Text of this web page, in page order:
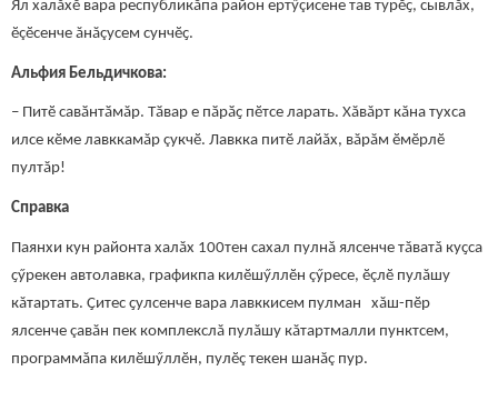
Ял халăхӗ вара республикӑпа район ертӳçисене тав турӗҫ, сывлӑх,
ӗçӗсенче ăнăçусем сунчӗҫ.
Альфия Бельдичкова:
– Питӗ савӑнтӑмăр. Тӑвар е пӑрӑҫ пӗтсе ларать. Хăвăрт кăна тухса
илсе кӗме лавккамăр çукчӗ. Лавкка питӗ лайăх, вăрăм ӗмӗрлӗ
пултăр!
Справка
Паянхи кун районта халăх 100тен сахал пулнă ялсенче тăватă куҫса
ҫӳрекен автолавка, графикпа килӗшӳллӗн çӳресе, ӗçлӗ пулăшу
кăтартать. Ҫитес ҫулсенче вара лавккисем пулман хăш-пӗр
ялсенче çавăн пек комплекслă пулăшу кăтартмалли пунктсем,
программăпа килӗшӳллӗн, пулӗç текен шанăç пур.